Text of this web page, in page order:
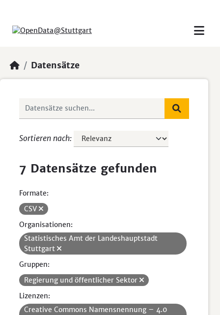
Datensätze
Sortieren nach
7 Datensätze gefunden
Formate:
CSV
Organisationen:
Statistisches Amt der Landeshauptstadt
Stuttgart
Gruppen:
Regierung und öffentlicher Sektor
Lizenzen:
Creative Commons Namensnennung – 4.0